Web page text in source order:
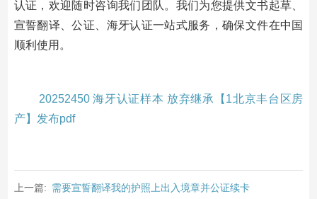
认证，欢迎随时咨询我们团队。我们为您提供文书起草、
宣誓翻译、公证、海牙认证一站式服务，确保文件在中国
顺利使用。
20252450 海牙认证样本 放弃继承【1北京丰台区房
产】发布pdf
上一篇: 需要宣誓翻译我的护照上出入境章并公证续卡